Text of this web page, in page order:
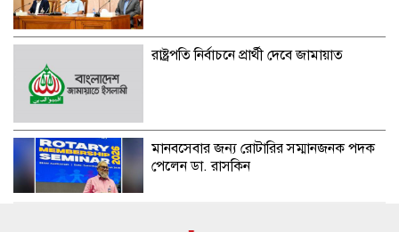
রাষ্ট্রপতি নির্বাচনে প্রার্থী দেবে জামায়াত
মানবসেবার জন্য রোটারির সম্মানজনক পদক
পেলেন ডা. রাসকিন